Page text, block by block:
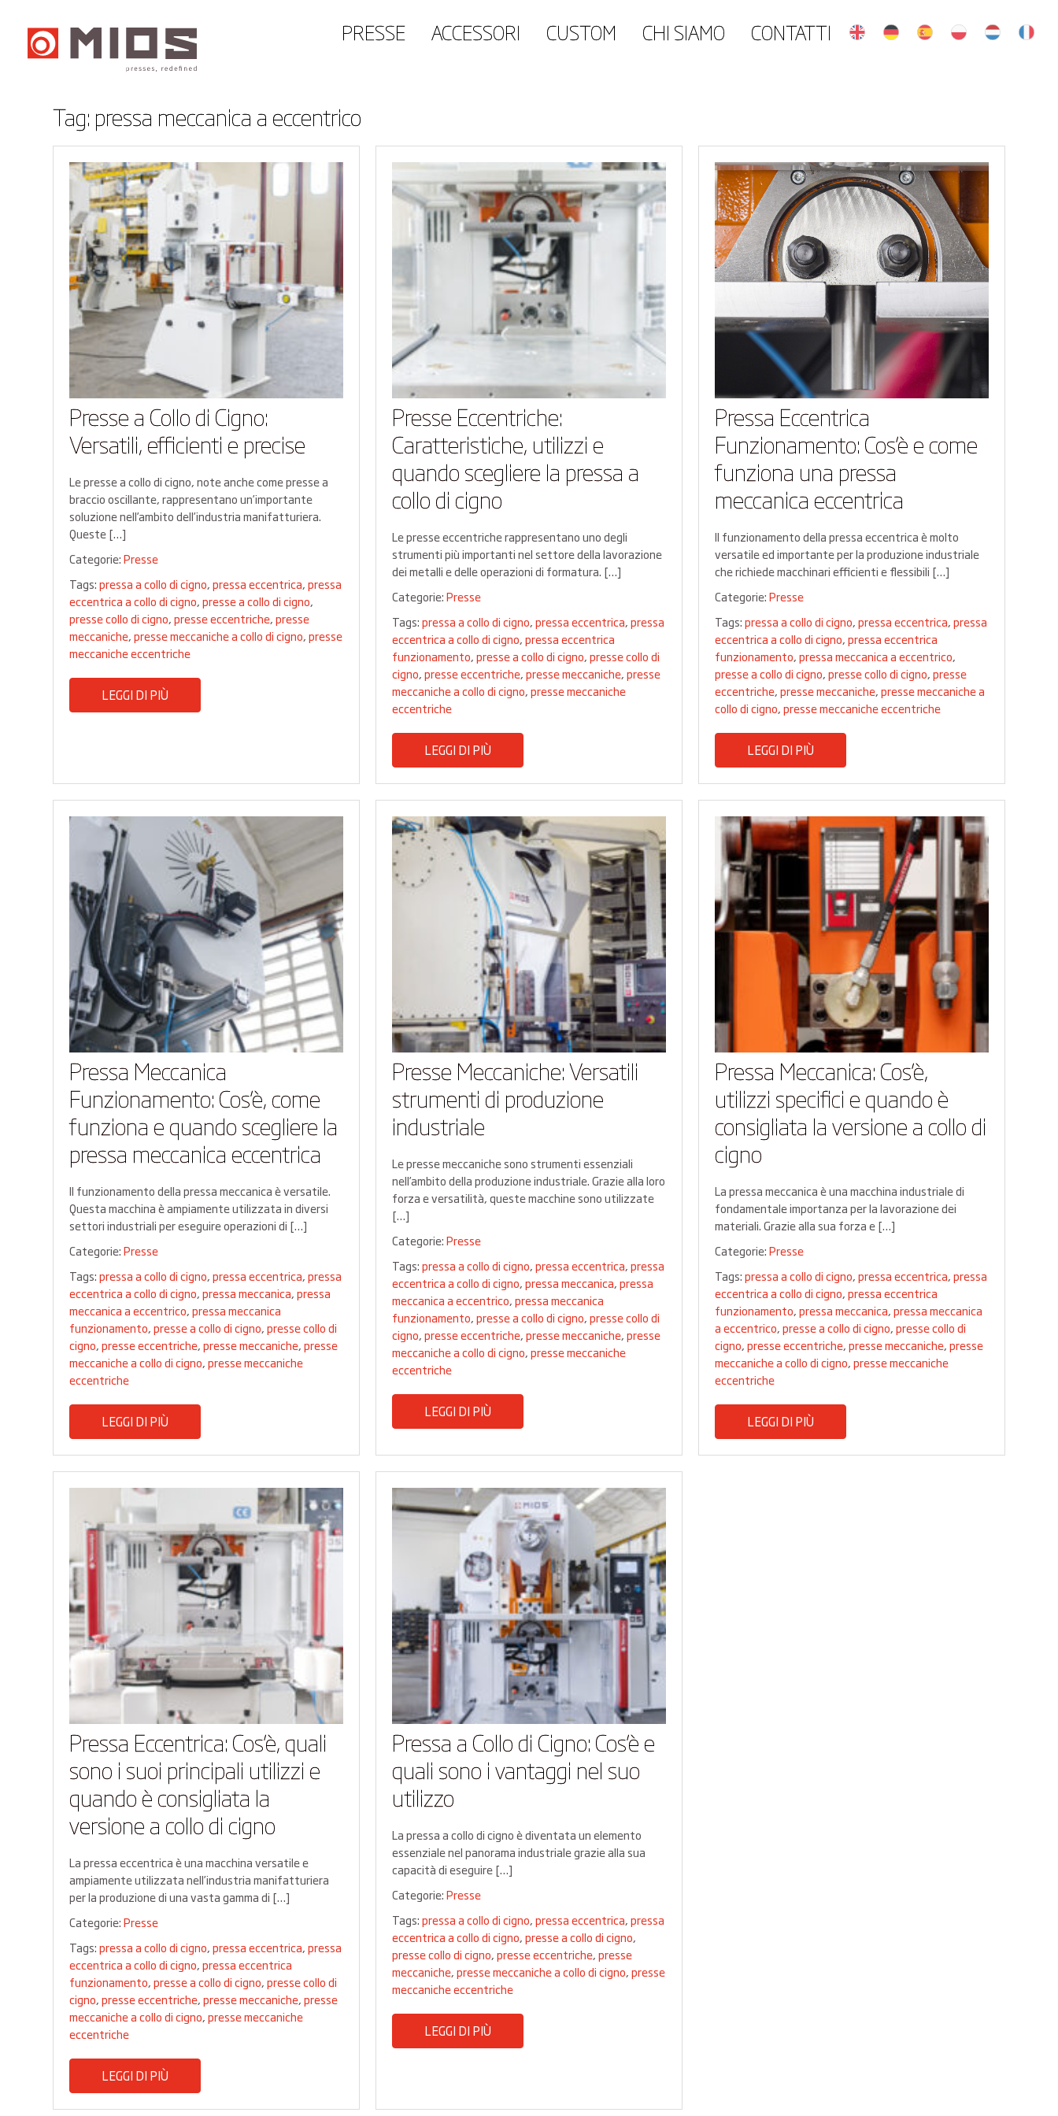
PRESSE ACCESSORI CUSTOM CHI SIAMO CONTATTI
Tag: pressa meccanica a eccentrico
Presse a Collo di Cigno:
Versatili, efficienti e precise
Le presse a collo di cigno, note anche come presse a
braccio oscillante, rappresentano un’importante
soluzione nell’ambito dell’industria manifatturiera.
Queste […]
Categorie:Presse
Tags:pressa a collo di cigno,pressa eccentrica,pressa
eccentrica a collo di cigno,presse a collo di cigno,
presse collo di cigno,presse eccentriche,presse
meccaniche,presse meccaniche a collo di cigno,presse
meccaniche eccentriche
LEGGI DI PIÙ
Presse Eccentriche:
Caratteristiche, utilizzi e
quando scegliere la pressa a
collo di cigno
Le presse eccentriche rappresentano uno degli
strumenti più importanti nel settore della lavorazione
dei metalli e delle operazioni di formatura. […]
Categorie:Presse
Tags:pressa a collo di cigno,pressa eccentrica,pressa
eccentrica a collo di cigno,pressa eccentrica
funzionamento,presse a collo di cigno,presse collo di
cigno,presse eccentriche,presse meccaniche,presse
meccaniche a collo di cigno,presse meccaniche
eccentriche
LEGGI DI PIÙ
Pressa Eccentrica
Funzionamento: Cos’è e come
funziona una pressa
meccanica eccentrica
Il funzionamento della pressa eccentrica è molto
versatile ed importante per la produzione industriale
che richiede macchinari efficienti e flessibili […]
Categorie:Presse
Tags:pressa a collo di cigno,pressa eccentrica,pressa
eccentrica a collo di cigno,pressa eccentrica
funzionamento,pressa meccanica a eccentrico,
presse a collo di cigno,presse collo di cigno,presse
eccentriche,presse meccaniche,presse meccaniche a
collo di cigno,presse meccaniche eccentriche
LEGGI DI PIÙ
Pressa Meccanica
Funzionamento: Cos’è, come
funziona e quando scegliere la
pressa meccanica eccentrica
Il funzionamento della pressa meccanica è versatile.
Questa macchina è ampiamente utilizzata in diversi
settori industriali per eseguire operazioni di […]
Categorie:Presse
Tags:pressa a collo di cigno,pressa eccentrica,pressa
eccentrica a collo di cigno,pressa meccanica,pressa
meccanica a eccentrico,pressa meccanica
funzionamento,presse a collo di cigno,presse collo di
cigno,presse eccentriche,presse meccaniche,presse
meccaniche a collo di cigno,presse meccaniche
eccentriche
LEGGI DI PIÙ
Presse Meccaniche: Versatili
strumenti di produzione
industriale
Le presse meccaniche sono strumenti essenziali
nell’ambito della produzione industriale. Grazie alla loro
forza e versatilità, queste macchine sono utilizzate
[…]
Categorie:Presse
Tags:pressa a collo di cigno,pressa eccentrica,pressa
eccentrica a collo di cigno,pressa meccanica,pressa
meccanica a eccentrico,pressa meccanica
funzionamento,presse a collo di cigno,presse collo di
cigno,presse eccentriche,presse meccaniche,presse
meccaniche a collo di cigno,presse meccaniche
eccentriche
LEGGI DI PIÙ
Pressa Meccanica: Cos’è,
utilizzi specifici e quando è
consigliata la versione a collo di
cigno
La pressa meccanica è una macchina industriale di
fondamentale importanza per la lavorazione dei
materiali. Grazie alla sua forza e […]
Categorie:Presse
Tags:pressa a collo di cigno,pressa eccentrica,pressa
eccentrica a collo di cigno,pressa eccentrica
funzionamento,pressa meccanica,pressa meccanica
a eccentrico,presse a collo di cigno,presse collo di
cigno,presse eccentriche,presse meccaniche,presse
meccaniche a collo di cigno,presse meccaniche
eccentriche
LEGGI DI PIÙ
Pressa Eccentrica: Cos’è, quali
sono i suoi principali utilizzi e
quando è consigliata la
versione a collo di cigno
La pressa eccentrica è una macchina versatile e
ampiamente utilizzata nell’industria manifatturiera
per la produzione di una vasta gamma di […]
Categorie:Presse
Tags:pressa a collo di cigno,pressa eccentrica,pressa
eccentrica a collo di cigno,pressa eccentrica
funzionamento,presse a collo di cigno,presse collo di
cigno,presse eccentriche,presse meccaniche,presse
meccaniche a collo di cigno,presse meccaniche
eccentriche
LEGGI DI PIÙ
Pressa a Collo di Cigno: Cos’è e
quali sono i vantaggi nel suo
utilizzo
La pressa a collo di cigno è diventata un elemento
essenziale nel panorama industriale grazie alla sua
capacità di eseguire […]
Categorie:Presse
Tags:pressa a collo di cigno,pressa eccentrica,pressa
eccentrica a collo di cigno,presse a collo di cigno,
presse collo di cigno,presse eccentriche,presse
meccaniche,presse meccaniche a collo di cigno,presse
meccaniche eccentriche
LEGGI DI PIÙ